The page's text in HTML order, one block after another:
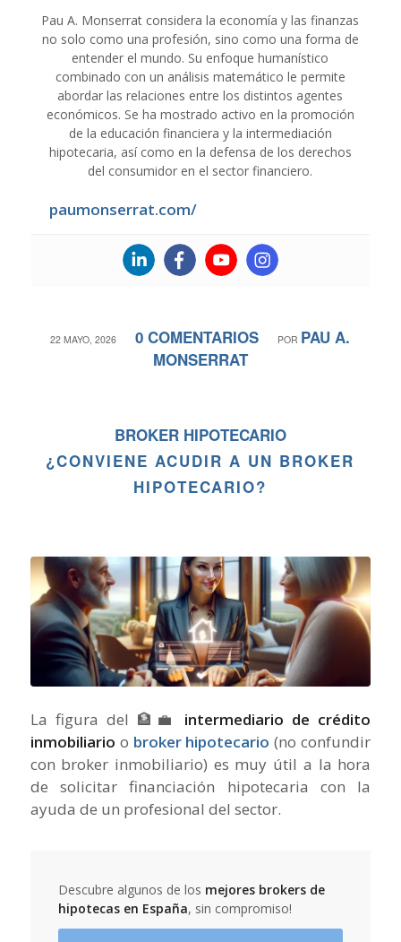
Pau A. Monserrat considera la economía y las finanzas
no solo como una profesión, sino como una forma de
entender el mundo. Su enfoque humanístico
combinado con un análisis matemático le permite
abordar las relaciones entre los distintos agentes
económicos. Se ha mostrado activo en la promoción
de la educación financiera y la intermediación
hipotecaria, así como en la defensa de los derechos
del consumidor en el sector financiero.
paumonserrat.com/
22 MAYO, 2026
/ 0 COMENTARIOS
/ POR PAU A.
MONSERRAT
BROKER HIPOTECARIO
¿CONVIENE ACUDIR A UN BROKER
HIPOTECARIO?
La figura del 🏦💼 intermediario de crédito
inmobiliario o broker hipotecario (no confundir
con broker inmobiliario) es muy útil a la hora
de solicitar financiación hipotecaria con la
ayuda de un profesional del sector.
Descubre algunos de los mejores brokers de
hipotecas en España, sin compromiso!